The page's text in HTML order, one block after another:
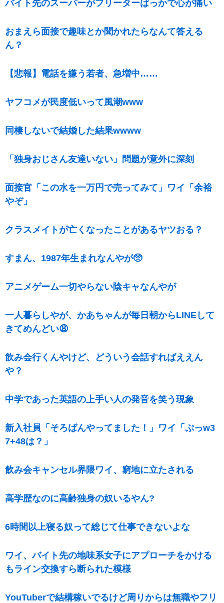
バイト先のスーパーがフリーターばっかで心が痛い
おまえら面接で趣味とか聞かれたらなんて答える
ん？
【悲報】電話を嫌う若者、急増中……
ヤフコメが民度低いって風潮www
同棲しないで結婚した結果wwww
「独身おじさん友達いない」問題が意外に深刻
面接官「この水を一万円で売ってみて」ワイ「余裕
やぞ」
クラスメイトが亡くなったことがあるヤツおる？
すまん、1987年生まれなんやが🥺
アニメゲーム一切やらない陰キャなんやが
一人暮らしやが、かあちゃんが毎日朝からLINEして
きてめんどい😩
飲み会行くんやけど、どういう会話すればええん
や？
中学であった英語の上手い人の発音を笑う現象
新入社員「そろばんやってました！」ワイ「ぷっw3
7+48は？」
飲み会キャンセル界隈ワイ、窮地に立たされる
高学歴なのに高齢独身の奴いるやん?
6時間以上寝る奴って総じて仕事できないよな
ワイ、バイト先の地味系女子にアプローチをかける
もライン交換すら断られた模様
YouTuberで結構稼いでるけど周りからは無職やフリ